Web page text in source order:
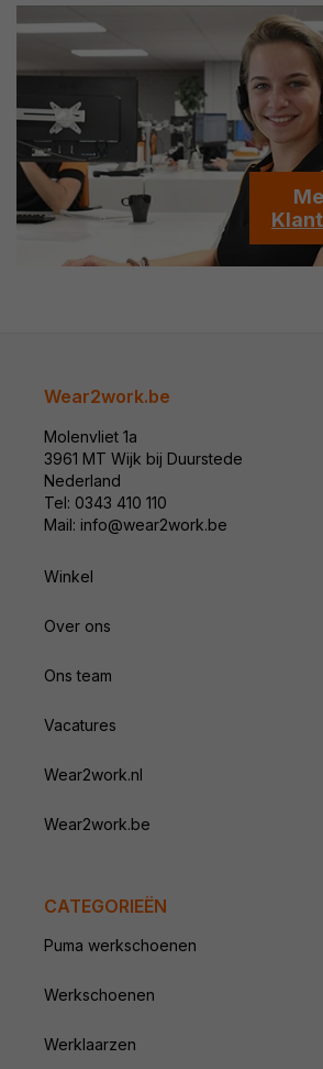
Wear2work.be
Molenvliet 1a
3961 MT Wijk bij Duurstede
Nederland
Tel: 0343 410 110
Mail: info@wear2work.be
Winkel
Over ons
Ons team
Vacatures
Wear2work.nl
Wear2work.be
CATEGORIEËN
Puma werkschoenen
Werkschoenen
Werklaarzen